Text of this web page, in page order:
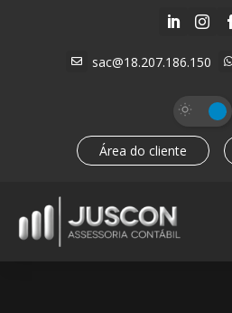
 
 sac@18.207.186.150
Área do cliente